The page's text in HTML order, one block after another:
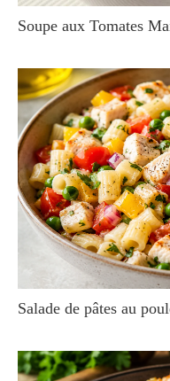
Soupe aux Tomates
Salade de pâtes au